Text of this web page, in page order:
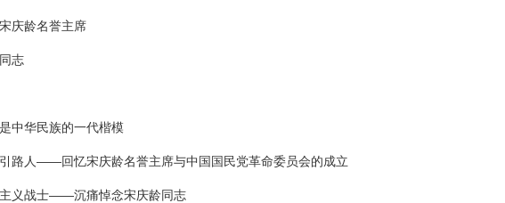
庆龄名誉主席
志
中华民族的一代楷模
路人——回忆宋庆龄名誉主席与中国国民党革命委员会的成立
义战士——沉痛悼念宋庆龄同志